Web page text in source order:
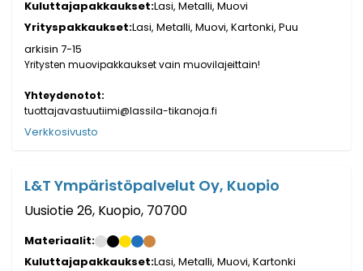
Kuluttajapakkaukset:Lasi, Metalli, Muovi
Yrityspakkaukset:Lasi, Metalli, Muovi, Kartonki, Puu
arkisin 7-15
Yritysten muovipakkaukset vain muovilajeittain!
Yhteydenotot:
tuottajavastuutiimi@lassila-tikanoja.fi
Verkkosivusto
L&T Ympäristöpalvelut Oy, Kuopio
Uusiotie 26, Kuopio, 70700
Materiaalit:
Kuluttajapakkaukset:Lasi, Metalli, Muovi, Kartonki